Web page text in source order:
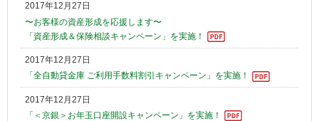
2017年12月27日
〜お客様の資産形成を応援します〜
「資産形成＆保険相談キャンペーン」を実施！
2017年12月27日
「全自動貸金庫 ご利用手数料割引キャンペーン」を実施！
2017年12月27日
「＜京銀＞お年玉口座開設キャンペーン」を実施！